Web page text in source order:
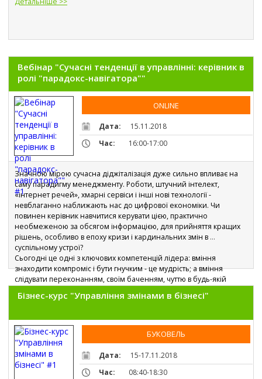
Вебінар "Сучасні тенденції в управлінні: керівник в
ролі "парадокс-навігатора""
ONLINE
Дата:
15.11.2018
Час:
16:00-17:00
Значною мірою сучасна діджіталізація дуже сильно впливає на
саму парадигму менеджменту. Роботи, штучний інтелект,
«інтернет речей», хмарні сервіси і інші нові технології -
невблаганно наближають нас до цифрової економіки. Чи
повинен керівник навчитися керувати цією, практично
необмеженою за обсягом інформацією, для прийняття кращих
рішень, особливо в епоху кризи і кардинальних змін в
суспільному устрої?
Сьогодні це одні з ключових компетенцій лідера: вміння
знаходити компроміс і бути гнучким - це мудрість; а вміння
слідувати переконанням, своїм баченням, чуттю в будь-якій
Детальніше >>
Бізнес-курс "Управління змінами в бізнесі"
БУКОВЕЛЬ
Дата:
15-17.11.2018
Час:
08:40-18:30